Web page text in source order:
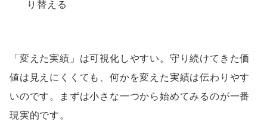
り替える
「変えた実績」は可視化しやすい。守り続けてきた価
値は見えにくくても、何かを変えた実績は伝わりやす
いのです。まずは小さな一つから始めてみるのが一番
現実的です。